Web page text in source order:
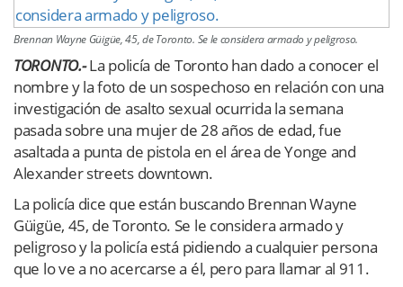
Brennan Wayne Güigüe, 45, de Toronto. Se le considera armado y peligroso.
TORONTO.- La policía de Toronto han dado a conocer el
nombre y la foto de un sospechoso en relación con una
investigación de asalto sexual ocurrida la semana
pasada sobre una mujer de 28 años de edad, fue
asaltada a punta de pistola en el área de Yonge and
Alexander streets downtown.
La policía dice que están buscando Brennan Wayne
Güigüe, 45, de Toronto. Se le considera armado y
peligroso y la policía está pidiendo a cualquier persona
que lo ve a no acercarse a él, pero para llamar al 911.